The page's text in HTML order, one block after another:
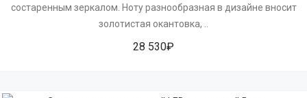
состаренным зеркалом. Ноту разнообразная в дизайне вносит
золотистая окантовка, ..
28 530₽